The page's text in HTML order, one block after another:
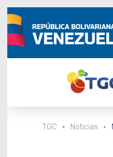
TGC Noticias